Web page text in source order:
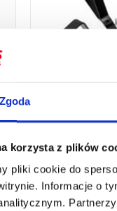
Zgoda
korzysta z plików
pliki cookie do
Informacje o
89,71
107,65€brutto
273